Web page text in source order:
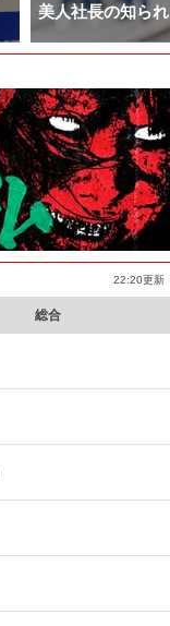
美人社長の知ら
22:20更新
総合